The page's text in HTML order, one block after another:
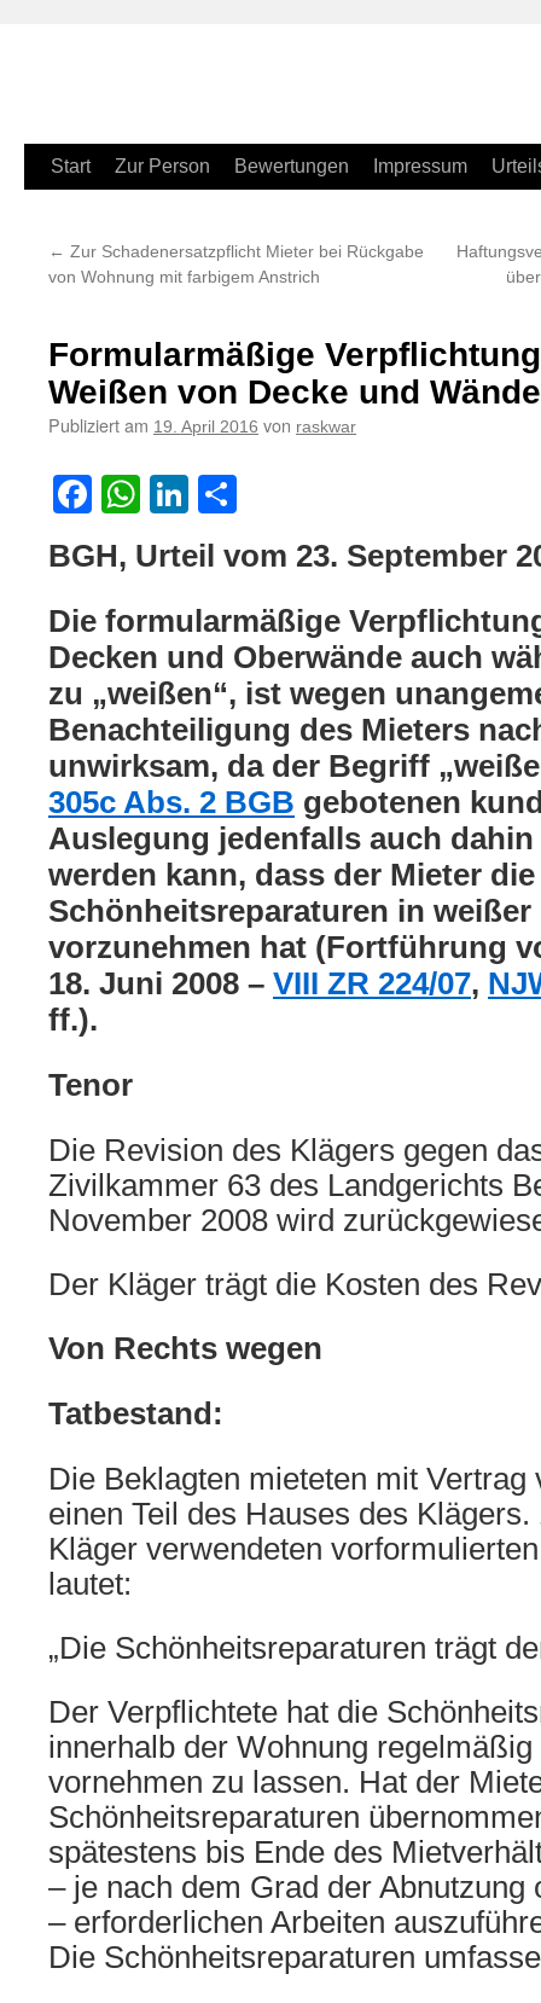
Zum
springen
Start Zur Person Bewertungen Impressum
← Zur Schadenersatzpflicht Mieter bei Rückgabe
von Wohnung mit farbigem Anstrich
Formularmäßige
Weißen von Decke und
Publiziert am 19. April 2016 von raskwar
Facebook
WhatsApp
LinkedIn
BGH, Urteil vom 23. September
Die formularmäßige
Decken und Oberwände auch
zu „weißen“, ist wegen
Benachteiligung des Mieters
unwirksam, da der Begriff
305c Abs. 2 BGB gebotenen
Auslegung jedenfalls auch
werden kann, dass der Mieter die
Schönheitsreparaturen in weißer
vorzunehmen hat (Fortführung
18. Juni 2008 – VIII ZR 224/07,
ff.).
Tenor
Die Revision des Klägers gegen
Zivilkammer 63 des Landgerichts
November 2008 wird
Der Kläger trägt die Kosten des
Von Rechts wegen
Tatbestand:
Die Beklagten mieteten mit Vertrag
einen Teil des Hauses des
Kläger verwendeten
lautet:
„Die Schönheitsreparaturen trägt
Der Verpflichtete hat die
innerhalb der Wohnung
vornehmen zu lassen. Hat der
Schönheitsreparaturen
spätestens bis Ende des
– je nach dem Grad der Abnutzung
– erforderlichen Arbeiten
Die Schönheitsreparaturen